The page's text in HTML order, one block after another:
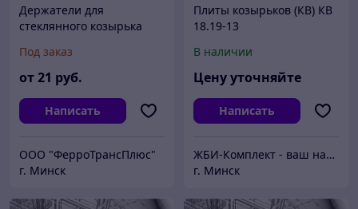
Держатели для
стеклянного козырька
Под заказ
от21 руб.
Написать
ООО "ФерроТрансПлюс"
г. Минск
Плиты козырьков (КВ) КВ
18.19-13
В наличии
Цену уточняйте
Написать
ЖБИ-Комплект - ваш надежный поставщик железобетонных изделий
г. Минск